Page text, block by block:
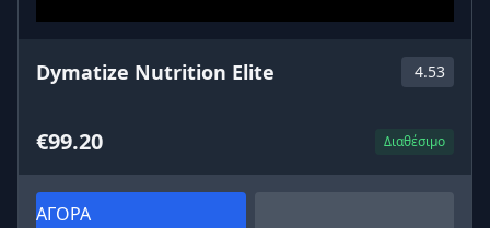
Dymatize Nutrition Elite 4.53
€99.20 Διαθέσιμο
ΑΓΟΡΑ